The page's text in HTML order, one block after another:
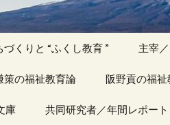
づくりと “ふくし教育 ” 主宰
策の福祉教育論
イブ（１）
阪野貢の福
アーカイブ（
庫 共同研究者／年間レポート